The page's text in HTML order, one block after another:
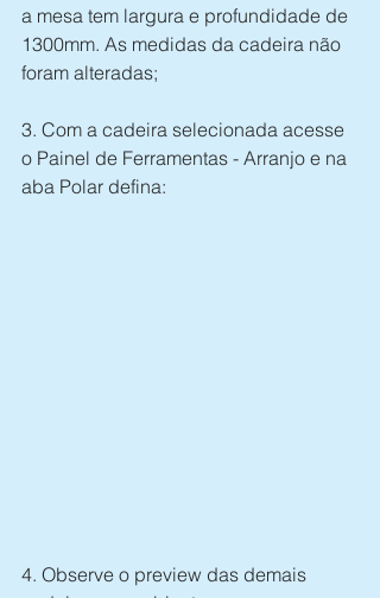
a mesa tem largura e profundidade de
1300mm. As medidas da cadeira não
foram alteradas;
3. Com a cadeira selecionada acesse
o Painel de Ferramentas - Arranjo e na
aba Polar defina:
4. Observe o preview das demais